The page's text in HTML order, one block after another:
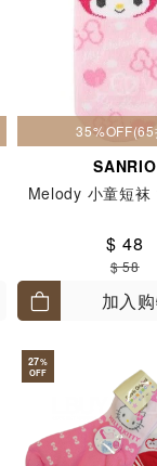
35%OFF(65
SANRIO
Melody 小童短袜
$ 48
$ 58
加入
27%
OFF